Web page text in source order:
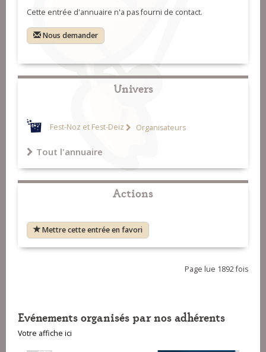
Cette entrée d'annuaire n'a pas fourni de contact.
Nous demander
Univers
Fest-Noz et Fest-Deiz Organisateurs
Tout l'annuaire
Actions
Mettre cette entrée en favori
Page lue 1892 fois
Evénements organisés par nos adhérents
Votre affiche ici